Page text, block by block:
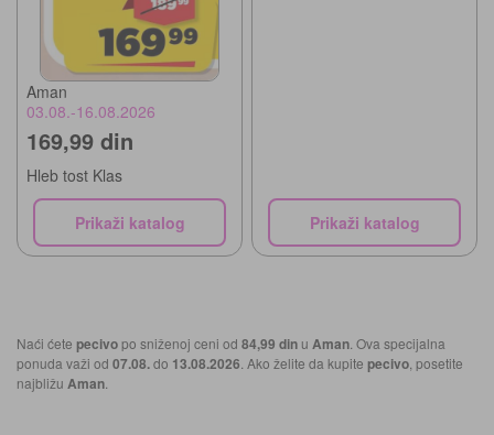
Aman
03.08.-16.08.2026
169,99 din
Hleb tost Klas
Prikaži katalog Prikaži katalog
Naći ćete pecivopo sniženoj ceni od 84,99 din u Aman . Ova specijalna
ponuda važi od 07.08.do 13.08.2026 . Ako želite da kupite pecivo , posetite
najbližu Aman